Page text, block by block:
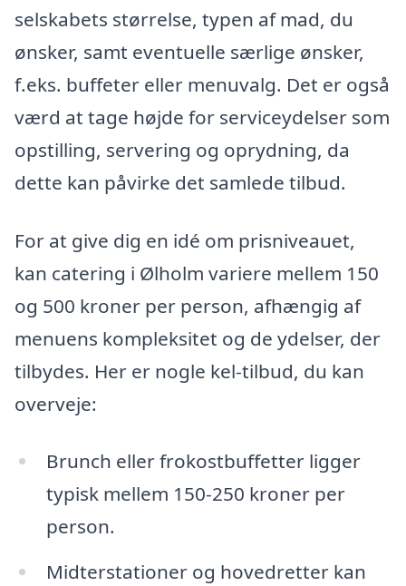
selskabets størrelse, typen af mad, du
ønsker, samt eventuelle særlige ønsker,
f.eks. buffeter eller menuvalg. Det er også
værd at tage højde for serviceydelser som
opstilling, servering og oprydning, da
dette kan påvirke det samlede tilbud.
For at give dig en idé om prisniveauet,
kan catering i Ølholm variere mellem 150
og 500 kroner per person, afhængig af
menuens kompleksitet og de ydelser, der
tilbydes. Her er nogle kel-tilbud, du kan
overveje:
Brunch eller frokostbuffetter ligger
typisk mellem 150-250 kroner per
person.
Midterstationer og hovedretter kan